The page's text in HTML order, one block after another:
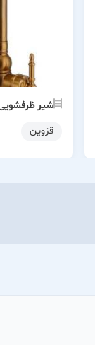
شیر
قزوین